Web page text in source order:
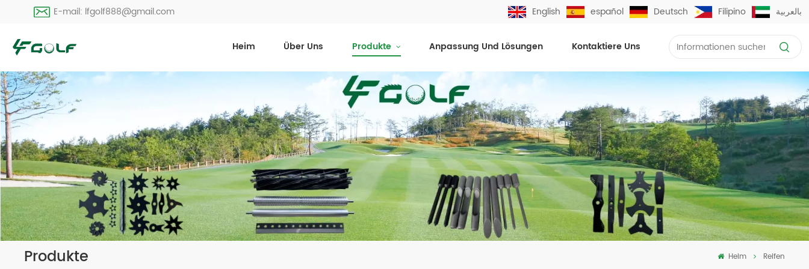
E-mail: lfgolf888@gmail.com English español Deutsch Filipino بالعربية
Heim Über Uns Produkte Anpassung Und Lösungen Kontaktiere Uns
Produkte Heim Reifen